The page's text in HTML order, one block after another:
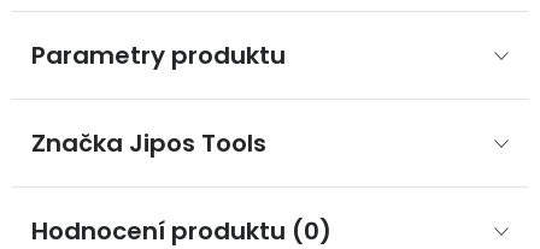
Parametry produktu
Značka Jipos Tools
Hodnocení produktu (0)